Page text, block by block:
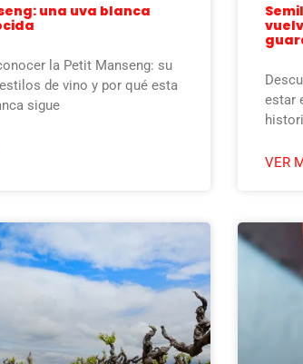
una uva blanca
la Petit Manseng: su
de vino y por qué esta
sigue
estar
VER